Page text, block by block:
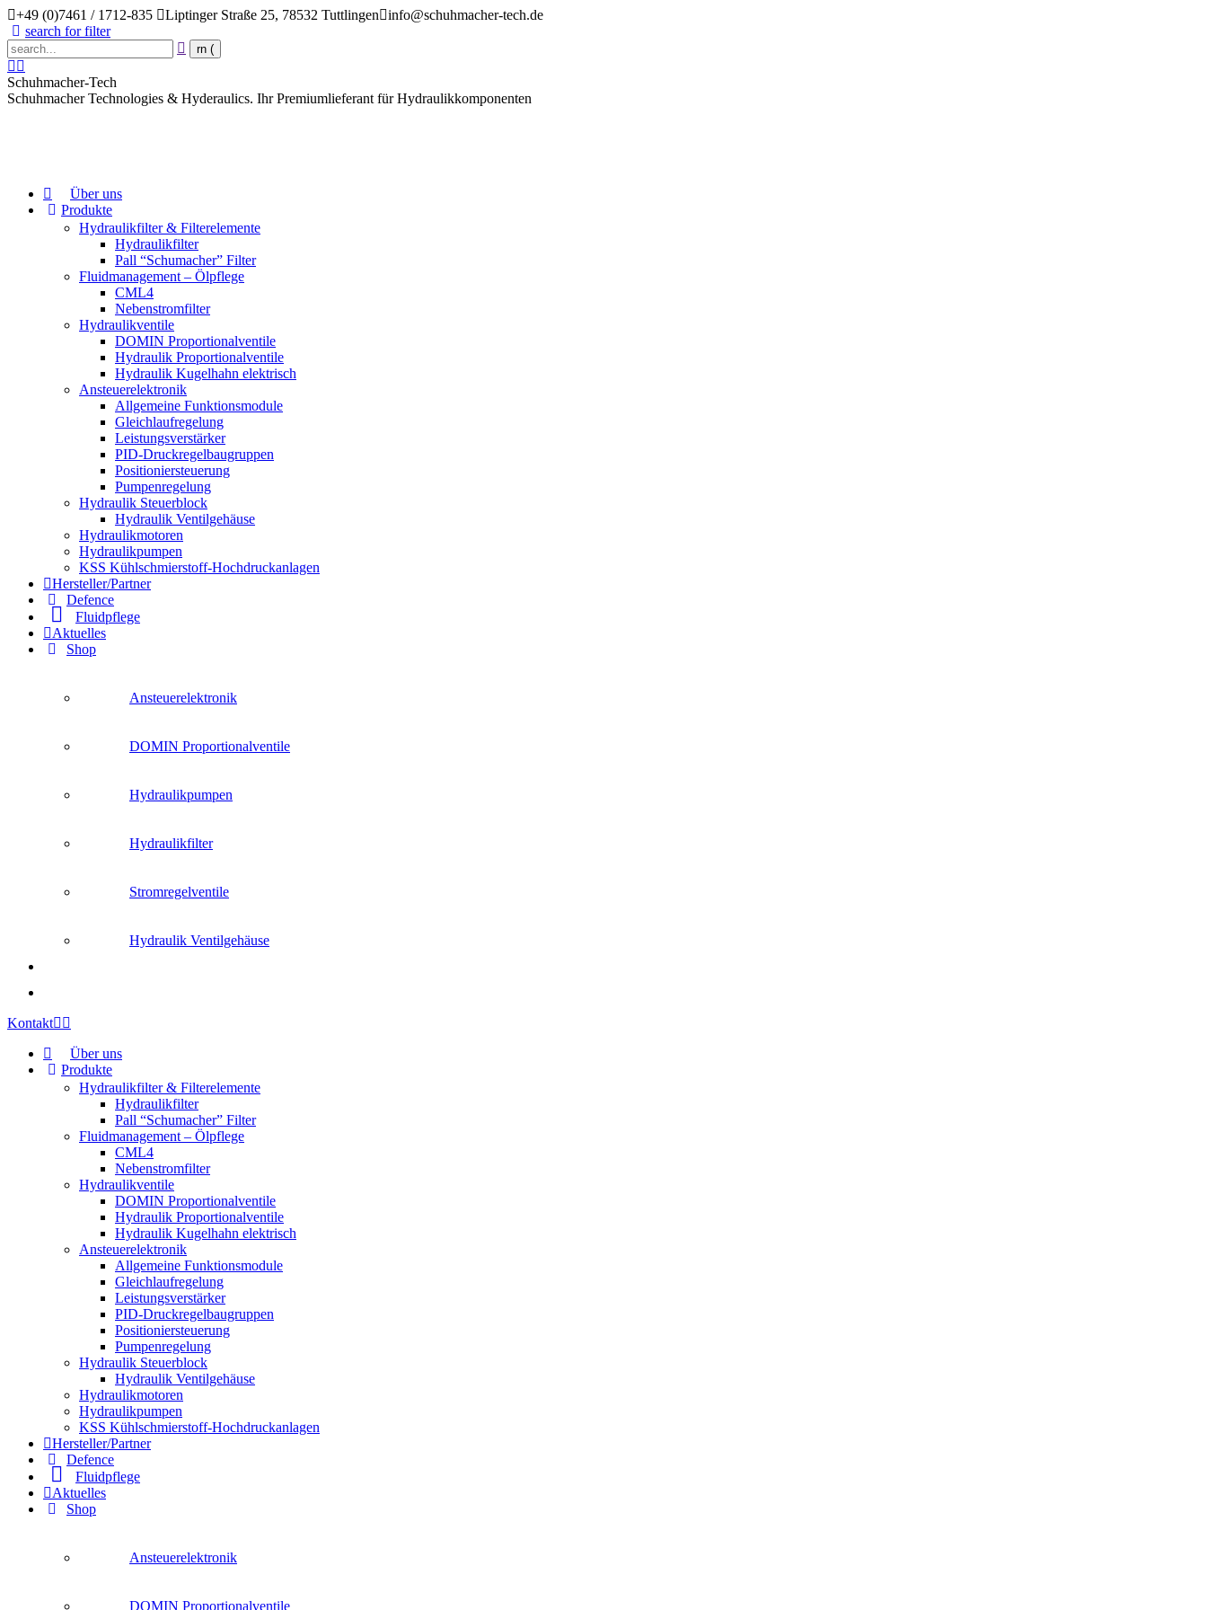
Skip
to
content
+49 (0)7461 / 1712-835 Liptinger Straße 25, 78532 Tuttlingen
info@schuhmacher-tech.de
search for filter
Search:
en
page
opens
page
opens
Schuhmacher-Tech
Schuhmacher Technologies & Hyderaulics. Ihr Premiumlieferant für Hydraulikkomponenten
Über uns
Produkte
Hydraulikfilter & Filterelemente
Hydraulikfilter
Pall “Schumacher” Filter
Fluidmanagement – Ölpflege
CML4
Nebenstromfilter
Hydraulikventile
DOMIN Proportionalventile
Hydraulik Proportionalventile
Hydraulik Kugelhahn elektrisch
Ansteuerelektronik
Allgemeine Funktionsmodule
Gleichlaufregelung
Leistungsverstärker
PID-Druckregelbaugruppen
Positioniersteuerung
Pumpenregelung
Hydraulik Steuerblock
Hydraulik Ventilgehäuse
Hydraulikmotoren
Hydraulikpumpen
KSS Kühlschmierstoff-Hochdruckanlagen
Hersteller/Partner
Defence
Fluidpflege
Aktuelles
Shop
Ansteuerelektronik
DOMIN Proportionalventile
Hydraulikpumpen
Hydraulikfilter
Stromregelventile
Hydraulik Ventilgehäuse
Kontakt
Über uns
Produkte
Hydraulikfilter & Filterelemente
Hydraulikfilter
Pall “Schumacher” Filter
Fluidmanagement – Ölpflege
CML4
Nebenstromfilter
Hydraulikventile
DOMIN Proportionalventile
Hydraulik Proportionalventile
Hydraulik Kugelhahn elektrisch
Ansteuerelektronik
Allgemeine Funktionsmodule
Gleichlaufregelung
Leistungsverstärker
PID-Druckregelbaugruppen
Positioniersteuerung
Pumpenregelung
Hydraulik Steuerblock
Hydraulik Ventilgehäuse
Hydraulikmotoren
Hydraulikpumpen
KSS Kühlschmierstoff-Hochdruckanlagen
Hersteller/Partner
Defence
Fluidpflege
Aktuelles
Shop
Ansteuerelektronik
DOMIN Proportionalventile